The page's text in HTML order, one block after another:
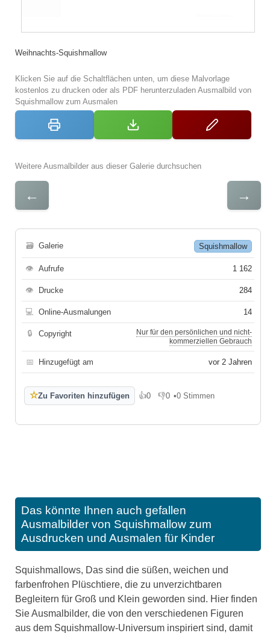
Weihnachts-Squishmallow
Klicken Sie auf die Schaltflächen unten, um diese Malvorlage
kostenlos zu drucken oder als PDF herunterzuladen Ausmalbild von
Squishmallow zum Ausmalen
Weitere Ausmalbilder aus dieser Galerie durchsuchen
← →
🗃 Galerie Squishmallow
👁 Aufrufe 1 162
👁 Drucke 284
💻 Online-Ausmalungen 14
🔒 Copyright
Nur für den persönlichen und nicht-
kommerziellen Gebrauch
📅 Hinzugefügt am vor 2 Jahren
☆Zu Favoriten hinzufügen 👍0
Gefällt mir
👎0
Gefällt mir nicht
•0 Stimmen
Das könnte Ihnen auch gefallen
Ausmalbilder von Squishmallow zum
Ausdrucken und Ausmalen für Kinder
Squishmallows, Das sind die süßen, weichen und
farbenfrohen Plüschtiere, die zu unverzichtbaren
Begleitern für Groß und Klein geworden sind. Hier finden
Sie Ausmalbilder, die von den verschiedenen Figuren
aus dem Squishmallow-Universum inspiriert sind, damit